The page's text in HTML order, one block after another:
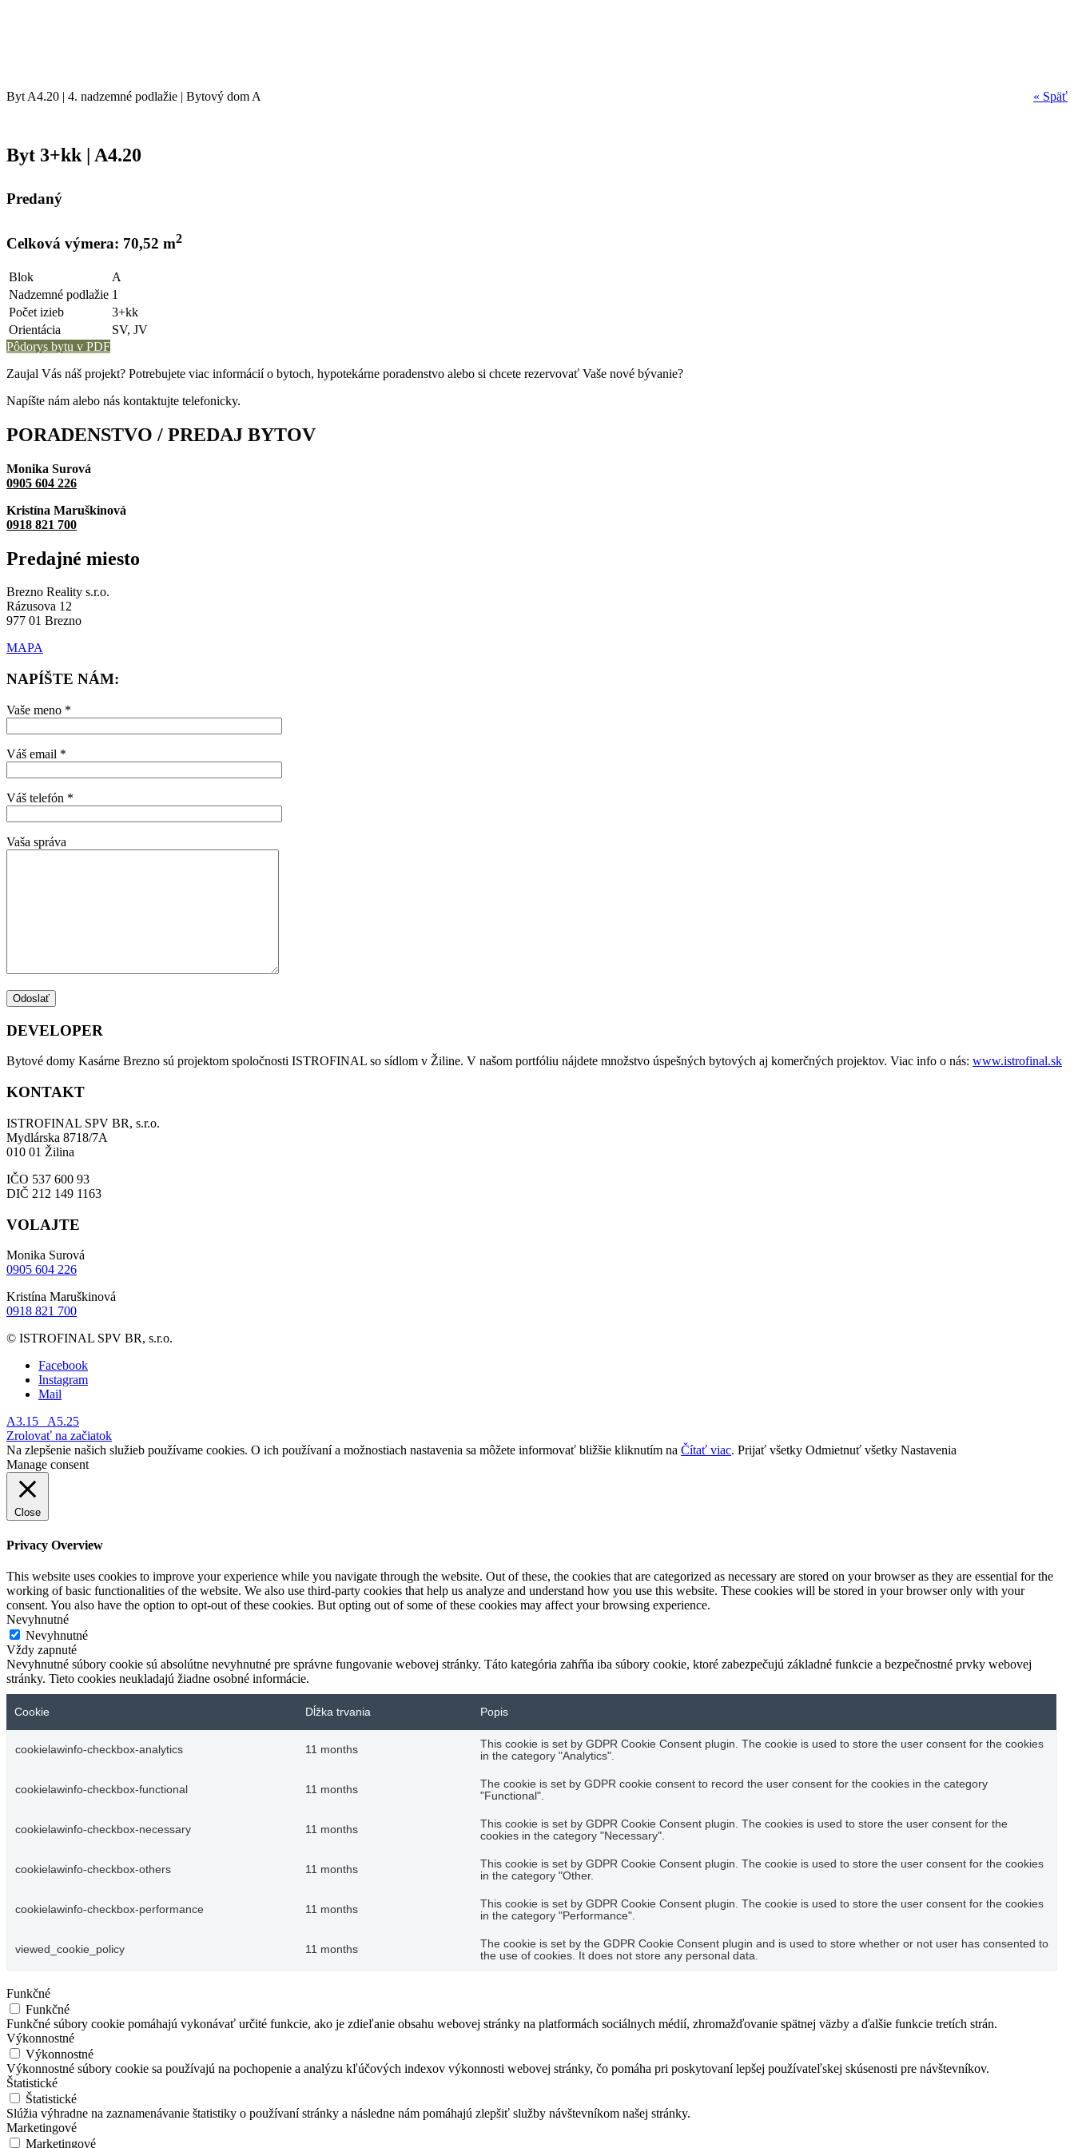
« Späť
Byt A4.20 | 4. nadzemné podlažie | Bytový dom A
Byt 3+kk | A4.20
Predaný
Celková výmera: 70,52 m2
Blok
A
Nadzemné podlažie 1
Počet izieb
3+kk
Orientácia
SV, JV
Pôdorys bytu v PDF
Zaujal Vás náš projekt? Potrebujete viac informácií o bytoch, hypotekárne poradenstvo alebo si chcete rezervovať Vaše nové bývanie?
Napíšte nám alebo nás kontaktujte telefonicky.
PORADENSTVO / PREDAJ BYTOV
Monika Surová
0905 604 226
Kristína Maruškinová
0918 821 700
Predajné miesto
Brezno Reality s.r.o.
Rázusova 12
977 01 Brezno
MAPA
NAPÍŠTE NÁM:
Vaše meno *
Váš email *
Váš telefón *
Vaša správa
DEVELOPER
Bytové domy Kasárne Brezno sú projektom spoločnosti ISTROFINAL so sídlom v Žiline. V našom portfóliu nájdete množstvo úspešných bytových aj komerčných projektov. Viac info o nás: www.istrofinal.sk
KONTAKT
ISTROFINAL SPV BR, s.r.o.
Mydlárska 8718/7A
010 01 Žilina
IČO 537 600 93
DIČ 212 149 1163
VOLAJTE
Monika Surová
0905 604 226
Kristína Maruškinová
0918 821 700
© ISTROFINAL SPV BR, s.r.o.
Facebook
Instagram
Mail
A3.15
A5.25
Zrolovať na začiatok
Na zlepšenie našich služieb používame cookies. O ich používaní a možnostiach nastavenia sa môžete informovať bližšie kliknutím na Čítať viac. Prijať všetky Odmietnuť všetky Nastavenia
Manage consent
Close
Privacy Overview
This website uses cookies to improve your experience while you navigate through the website. Out of these, the cookies that are categorized as necessary are stored on your browser as they are essential for the
working of basic functionalities of the website. We also use third-party cookies that help us analyze and understand how you use this website. These cookies will be stored in your browser only with your
consent. You also have the option to opt-out of these cookies. But opting out of some of these cookies may affect your browsing experience.
Nevyhnutné
Nevyhnutné
Vždy zapnuté
Nevyhnutné súbory cookie sú absolútne nevyhnutné pre správne fungovanie webovej stránky. Táto kategória zahŕňa iba súbory cookie, ktoré zabezpečujú základné funkcie a bezpečnostné prvky webovej
stránky. Tieto cookies neukladajú žiadne osobné informácie.
Cookie Dĺžka trvania Popis
cookielawinfo-checkbox-analytics 11 months
This cookie is set by GDPR Cookie Consent plugin. The cookie is used to store the user consent for the cookies
in the category "Analytics".
cookielawinfo-checkbox-functional 11 months
The cookie is set by GDPR cookie consent to record the user consent for the cookies in the category
"Functional".
cookielawinfo-checkbox-necessary 11 months
This cookie is set by GDPR Cookie Consent plugin. The cookies is used to store the user consent for the
cookies in the category "Necessary".
cookielawinfo-checkbox-others 11 months
This cookie is set by GDPR Cookie Consent plugin. The cookie is used to store the user consent for the cookies
in the category "Other.
cookielawinfo-checkbox-performance 11 months
This cookie is set by GDPR Cookie Consent plugin. The cookie is used to store the user consent for the cookies
in the category "Performance".
viewed_cookie_policy 11 months
The cookie is set by the GDPR Cookie Consent plugin and is used to store whether or not user has consented to
the use of cookies. It does not store any personal data.
Funkčné
Funkčné
Funkčné súbory cookie pomáhajú vykonávať určité funkcie, ako je zdieľanie obsahu webovej stránky na platformách sociálnych médií, zhromažďovanie spätnej väzby a ďalšie funkcie tretích strán.
Výkonnostné
Výkonnostné
Výkonnostné súbory cookie sa používajú na pochopenie a analýzu kľúčových indexov výkonnosti webovej stránky, čo pomáha pri poskytovaní lepšej používateľskej skúsenosti pre návštevníkov.
Štatistické
Štatistické
Slúžia výhradne na zaznamenávanie štatistiky o používaní stránky a následne nám pomáhajú zlepšiť služby návštevníkom našej stránky.
Marketingové
Marketingové